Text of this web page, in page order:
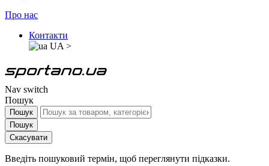
Про нас
Контакти
UA >
Nav switch
Пошук
Пошук
Пошук
Скасувати
Введіть пошуковий термін, щоб переглянути підказки.